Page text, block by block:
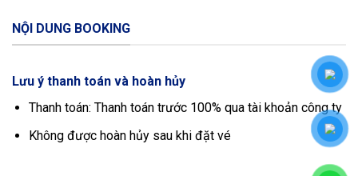
NỘI DUNG BOOKING
Lưu ý thanh toán và hoàn hủy
Thanh toán: Thanh toán trước 100% qua tài khoản công ty
Không được hoàn hủy sau khi đặt vé